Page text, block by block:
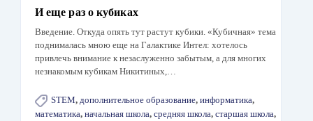
И еще раз о кубиках
Введение. Откуда опять тут растут кубики. «Кубичная» тема
поднималась мною еще на Галактике Интел: хотелось
привлечь внимание к незаслуженно забытым, а для многих
незнакомым кубикам Никитиных,…
STEM, дополнительное образование, информатика,
математика, начальная школа, средняя школа, старшая школа,